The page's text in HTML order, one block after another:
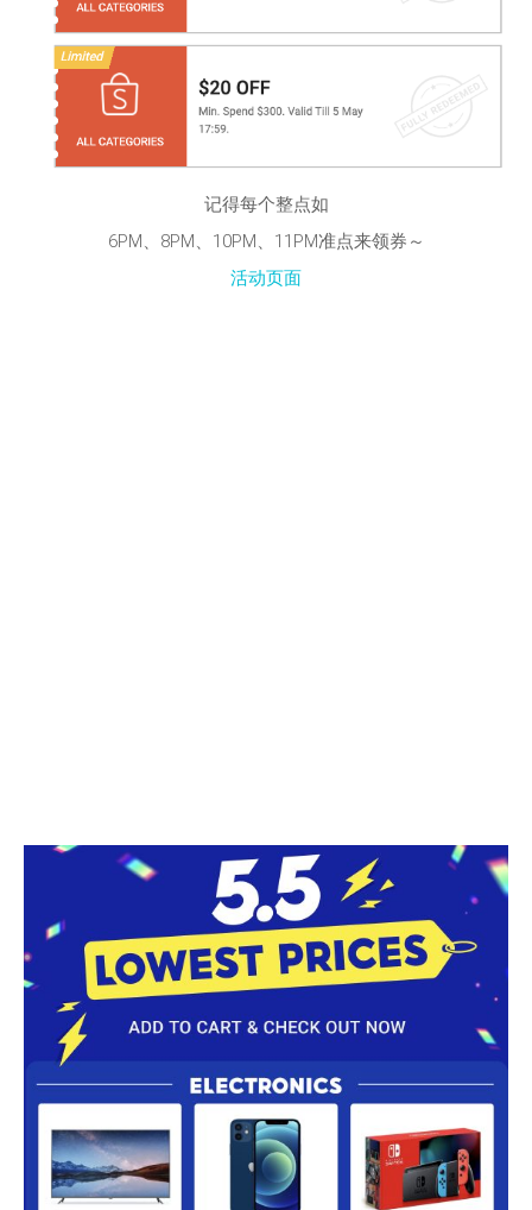
记得每个整点如
6PM、8PM、10PM、11PM准点来领券～
活动页面